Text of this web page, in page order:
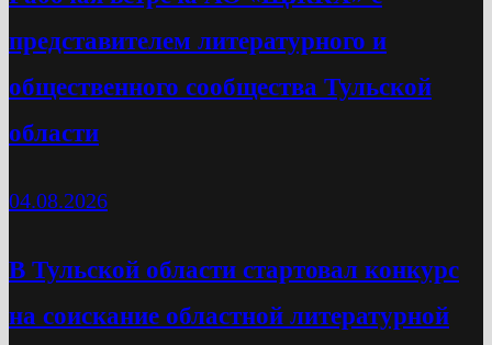
представителем литературного и
общественного сообщества Тульской
области
04.08.2026
В Тульской области стартовал конкурс
на соискание областной литературной